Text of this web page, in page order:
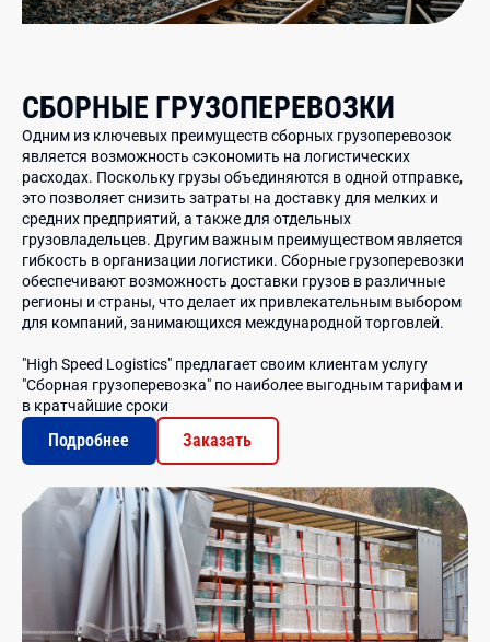
СБОРНЫЕ ГРУЗОПЕРЕВОЗКИ
Одним из ключевых преимуществ сборных грузоперевозок
является возможность сэкономить на логистических
расходах. Поскольку грузы объединяются в одной отправке,
это позволяет снизить затраты на доставку для мелких и
средних предприятий, а также для отдельных
грузовладельцев. Другим важным преимуществом является
гибкость в организации логистики. Сборные грузоперевозки
обеспечивают возможность доставки грузов в различные
регионы и страны, что делает их привлекательным выбором
для компаний, занимающихся международной торговлей.
"High Speed Logistics" предлагает своим клиентам услугу
"Сборная грузоперевозка" по наиболее выгодным тарифам и
в кратчайшие сроки
Подробнее Заказать